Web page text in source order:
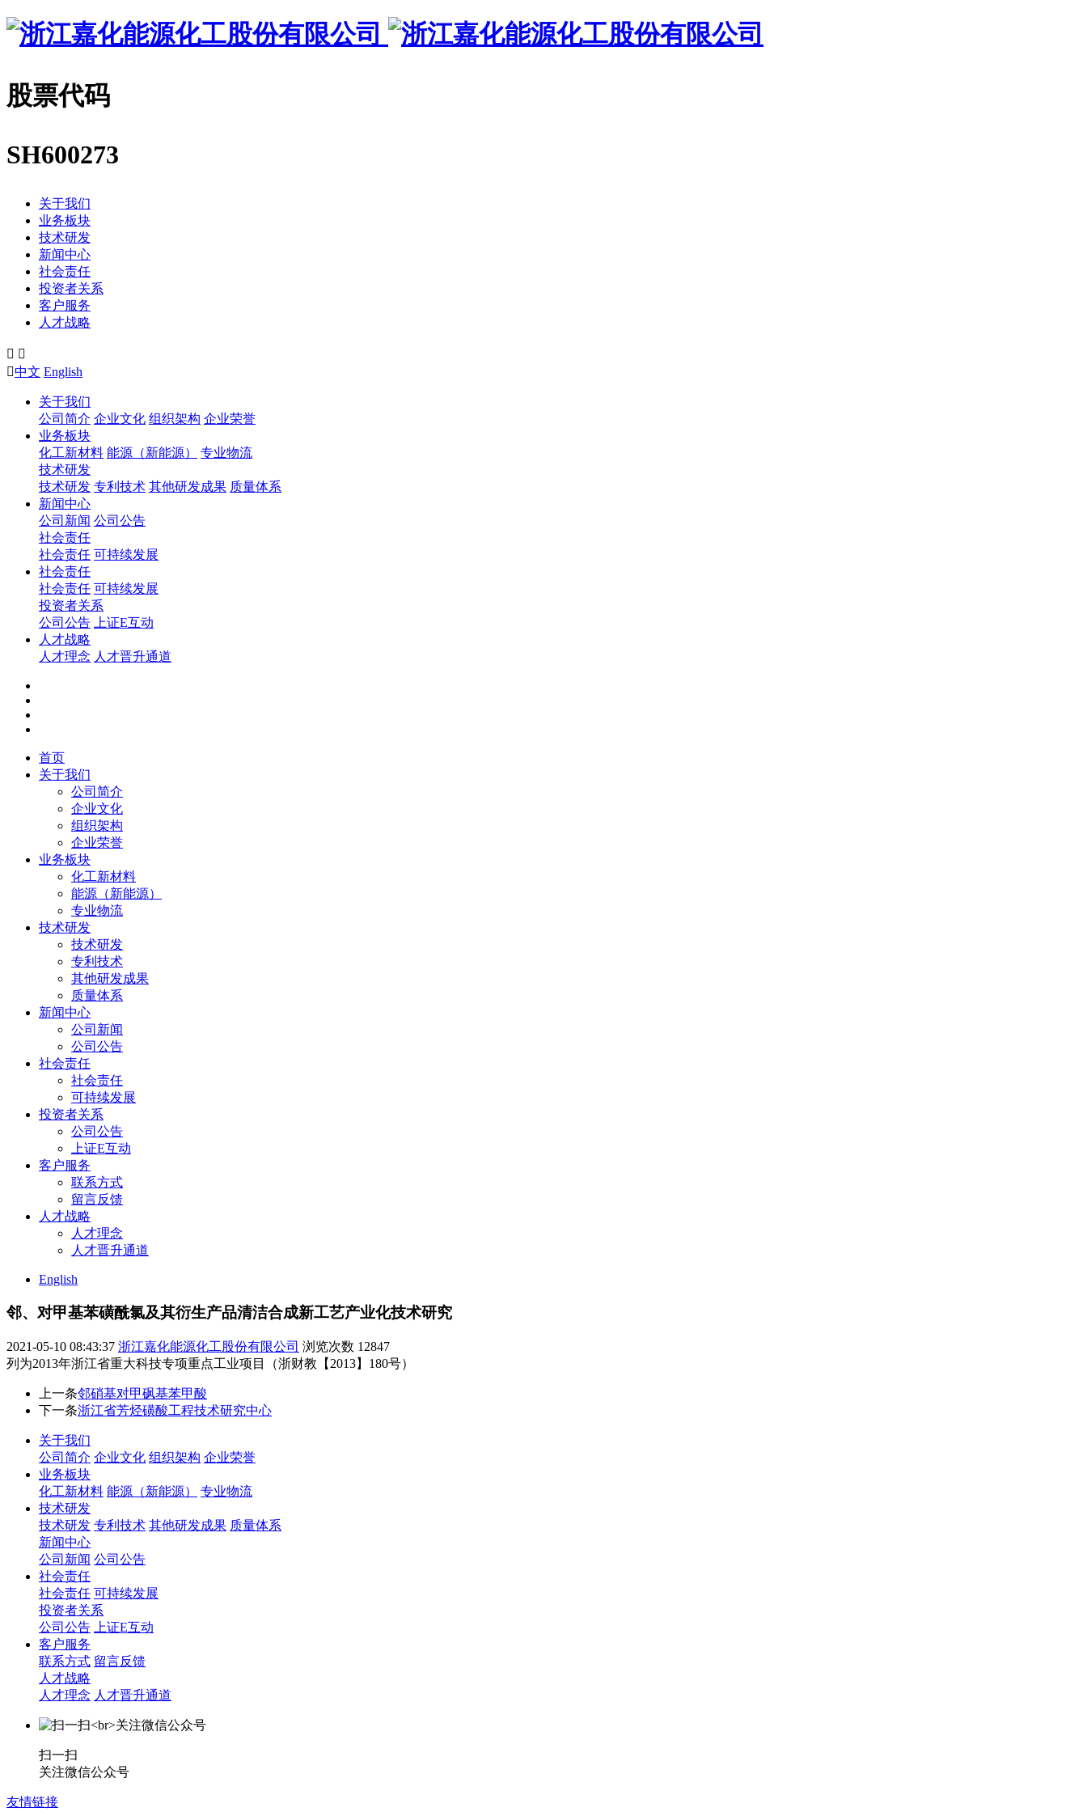
股票代码
SH600273
关于我们
业务板块
技术研发
新闻中心
社会责任
投资者关系
客户服务
人才战略
 
中文 English
关于我们
公司简介 企业文化 组织架构 企业荣誉
业务板块
化工新材料 能源（新能源）
专业物流
技术研发
技术研发 专利技术 其他研发成果 质量体系
新闻中心
公司新闻 公司公告
社会责任
社会责任 可持续发展
社会责任
社会责任 可持续发展
投资者关系
公司公告 上证E互动
人才战略
人才理念 人才晋升通道
首页
关于我们
公司简介
企业文化
组织架构
企业荣誉
业务板块
化工新材料
能源（新能源）
专业物流
技术研发
技术研发
专利技术
其他研发成果
质量体系
新闻中心
公司新闻
公司公告
社会责任
社会责任
可持续发展
投资者关系
公司公告
上证E互动
客户服务
联系方式
留言反馈
人才战略
人才理念
人才晋升通道
English
邻、对甲基苯磺酰氯及其衍生产品清洁合成新工艺产业化技术研究
2021-05-10 08:43:37 浙江嘉化能源化工股份有限公司 浏览次数 12847
列为2013年浙江省重大科技专项重点工业项目（浙财教【2013】180号）
上一条邻硝基对甲砜基苯甲酸
下一条浙江省芳烃磺酸工程技术研究中心
关于我们
公司简介 企业文化 组织架构 企业荣誉
业务板块
化工新材料 能源（新能源）
专业物流
技术研发
技术研发 专利技术 其他研发成果 质量体系
新闻中心
公司新闻 公司公告
社会责任
社会责任 可持续发展
投资者关系
公司公告
上证E互动
客户服务
联系方式 留言反馈
人才战略
人才理念 人才晋升通道
扫一扫
关注微信公众号
友情链接